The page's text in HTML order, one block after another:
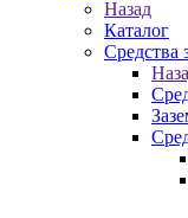
Назад
Каталог
Средства